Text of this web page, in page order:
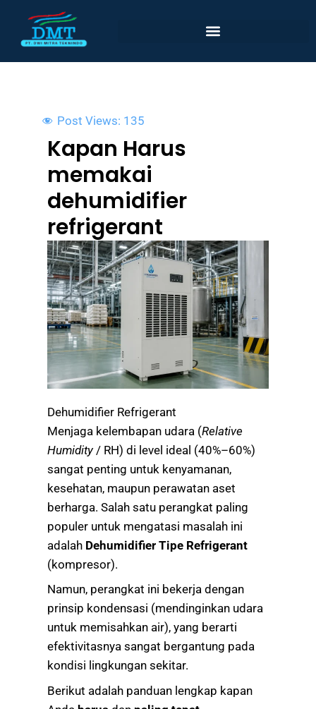
konten
Post Views: 135
Kapan Harus
memakai
dehumidifier
refrigerant
Dehumidifier Refrigerant
Menjaga kelembapan udara (Relative
Humidity/ RH) di level ideal (40%–60%)
sangat penting untuk kenyamanan,
kesehatan, maupun perawatan aset
berharga. Salah satu perangkat paling
populer untuk mengatasi masalah ini
adalah Dehumidifier Tipe Refrigerant
(kompresor).
Namun, perangkat ini bekerja dengan
prinsip kondensasi (mendinginkan udara
untuk memisahkan air), yang berarti
efektivitasnya sangat bergantung pada
kondisi lingkungan sekitar.
Berikut adalah panduan lengkap kapan